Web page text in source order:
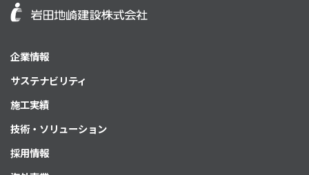
企業情報
サステナビリティ
施工実績
技術・ソリューション
採用情報